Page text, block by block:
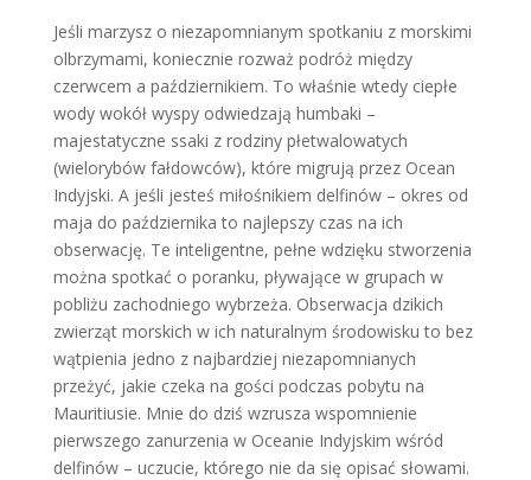
Jeśli marzysz o niezapomnianym spotkaniu z morskimi
olbrzymami, koniecznie rozważ podróż między
czerwcem a październikiem. To właśnie wtedy ciepłe
wody wokół wyspy odwiedzają humbaki –
majestatyczne ssaki z rodziny płetwalowatych
(wielorybów fałdowców), które migrują przez Ocean
Indyjski. A jeśli jesteś miłośnikiem delfinów – okres od
maja do października to najlepszy czas na ich
obserwację. Te inteligentne, pełne wdzięku stworzenia
można spotkać o poranku, pływające w grupach w
pobliżu zachodniego wybrzeża. Obserwacja dzikich
zwierząt morskich w ich naturalnym środowisku to bez
wątpienia jedno z najbardziej niezapomnianych
przeżyć, jakie czeka na gości podczas pobytu na
Mauritiusie. Mnie do dziś wzrusza wspomnienie
pierwszego zanurzenia w Oceanie Indyjskim wśród
delfinów – uczucie, którego nie da się opisać słowami.